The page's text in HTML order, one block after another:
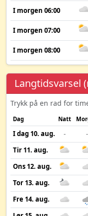
I morgen 06:00
I morgen 07:00
I morgen 08:00
Langtidsvarsel
Trykk på en rad for
Dag Natt
I dag 10. aug. - -
Tir 11. aug.
Ons 12. aug.
Tor 13. aug.
Fre 14. aug.